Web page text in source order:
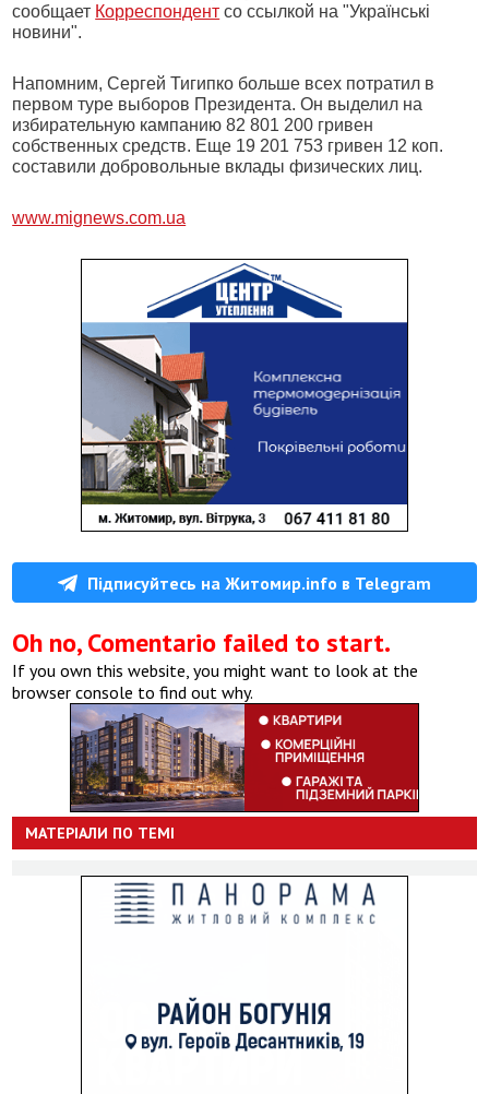
сообщает Корреспондент со ссылкой на "Українські
новини".
Напомним, Сергей Тигипко больше всех потратил в
первом туре выборов Президента. Он выделил на
избирательную кампанию 82 801 200 гривен
собственных средств. Еще 19 201 753 гривен 12 коп.
составили добровольные вклады физических лиц.
www.mignews.com.ua
Підписуйтесь на Житомир.info в Telegram
Oh no, Comentario failed to start.
If you own this website, you might want to look at the
browser console to find out why.
МАТЕРІАЛИ ПО ТЕМІ